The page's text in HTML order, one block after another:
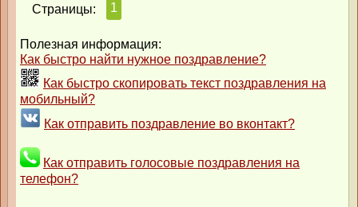
Страницы: 1
Полезная информация:
Как быстро найти нужное поздравление?
Как быстро скопировать текст поздравления на
мобильный?
Как отправить поздравление во вконтакт?
Как отправить голосовые поздравления на
телефон?